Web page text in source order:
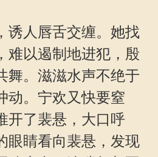
人唇舌交缠。她找
难以遏制地进犯，殷
舞。滋滋水声不绝于
动。宁欢又快要窒
开了裴悬，大口呼
眼睛看向裴悬，发现